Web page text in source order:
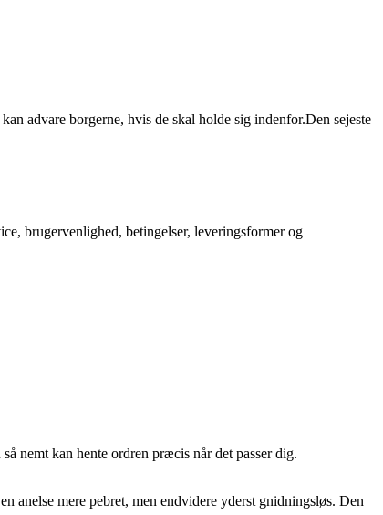
advare borgerne, hvis de skal holde sig indenfor.Den sejeste
brugervenlighed, betingelser, leveringsformer og
nemt kan hente ordren præcis når det passer dig.
mere pebret, men endvidere yderst gnidningsløs. Den